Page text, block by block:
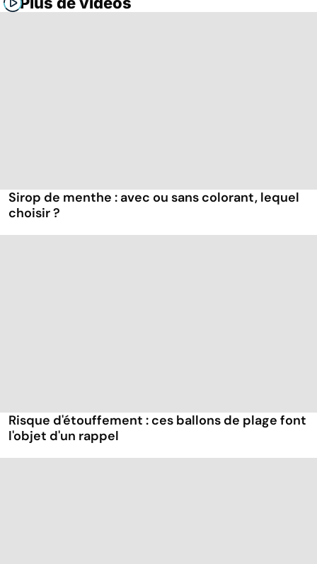
Sirop de menthe : avec ou sans colorant, lequel
choisir ?
Risque d'étouffement : ces ballons de plage font
l'objet d'un rappel